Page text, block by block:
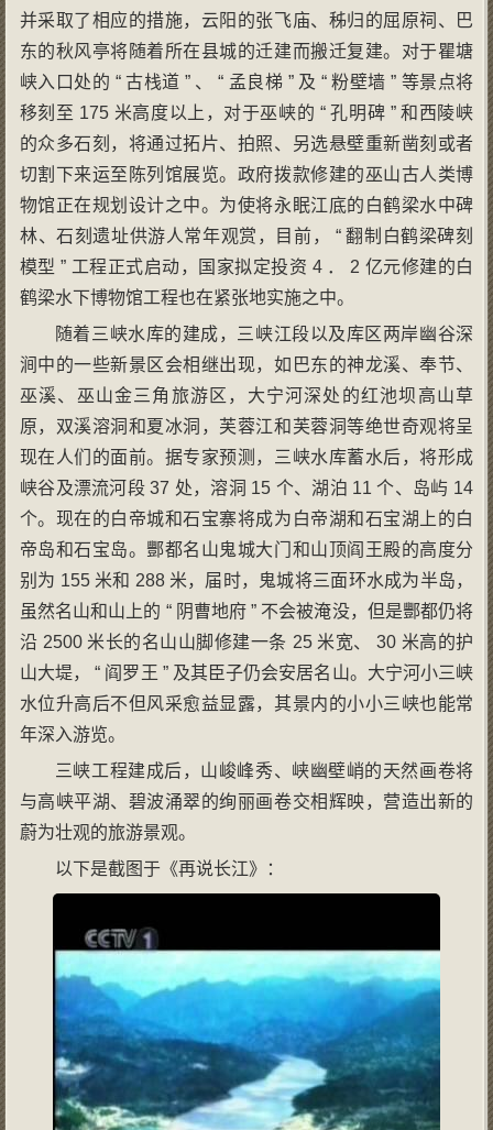
并采取了相应的措施，云阳的张飞庙、秭归的屈原祠、巴
东的秋风亭将随着所在县城的迁建而搬迁复建。对于瞿塘
峡入口处的 “ 古栈道 ” 、 “ 孟良梯 ” 及 “ 粉壁墙 ” 等景点将
移刻至 175 米高度以上，对于巫峡的 “ 孔明碑 ” 和西陵峡
的众多石刻，将通过拓片、拍照、另选悬壁重新凿刻或者
切割下来运至陈列馆展览。政府拨款修建的巫山古人类博
物馆正在规划设计之中。为使将永眠江底的白鹤梁水中碑
林、石刻遗址供游人常年观赏，目前， “ 翻制白鹤梁碑刻
模型 ” 工程正式启动，国家拟定投资 4 ． 2 亿元修建的白
鹤梁水下博物馆工程也在紧张地实施之中。
随着三峡水库的建成，三峡江段以及库区两岸幽谷深
涧中的一些新景区会相继出现，如巴东的神龙溪、奉节、
巫溪、巫山金三角旅游区，大宁河深处的红池坝高山草
原，双溪溶洞和夏冰洞，芙蓉江和芙蓉洞等绝世奇观将呈
现在人们的面前。据专家预测，三峡水库蓄水后，将形成
峡谷及漂流河段 37 处，溶洞 15 个、湖泊 11 个、岛屿 14
个。现在的白帝城和石宝寨将成为白帝湖和石宝湖上的白
帝岛和石宝岛。酆都名山鬼城大门和山顶阎王殿的高度分
别为 155 米和 288 米，届时，鬼城将三面环水成为半岛，
虽然名山和山上的 “ 阴曹地府 ” 不会被淹没，但是酆都仍将
沿 2500 米长的名山山脚修建一条 25 米宽、 30 米高的护
山大堤， “ 阎罗王 ” 及其臣子仍会安居名山。大宁河小三峡
水位升高后不但风采愈益显露，其景内的小小三峡也能常
年深入游览。
三峡工程建成后，山峻峰秀、峡幽壁峭的天然画卷将
与高峡平湖、碧波涌翠的绚丽画卷交相辉映，营造出新的
蔚为壮观的旅游景观。
以下是截图于《再说长江》：